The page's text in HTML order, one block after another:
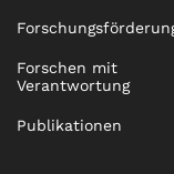
Forschen mit
Verantwortung
Publikationen